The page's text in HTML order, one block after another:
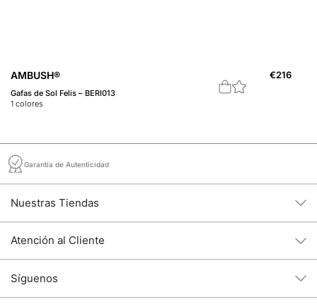
AMBUSH®
Gafas de Sol Felis – BERI013
1 colores
€216
Garantía de Autenticidad
Nuestras Tiendas
Atención al Cliente
Síguenos